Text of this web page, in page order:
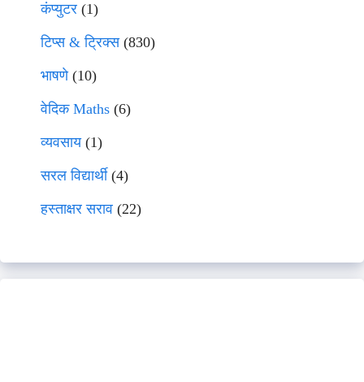
कंप्युटर (1)
टिप्स & ट्रिक्स(830)
भाषणे(10)
वेदिक Maths (6)
व्यवसाय(1)
सरल विद्यार्थी(4)
हस्ताक्षर सराव (22)